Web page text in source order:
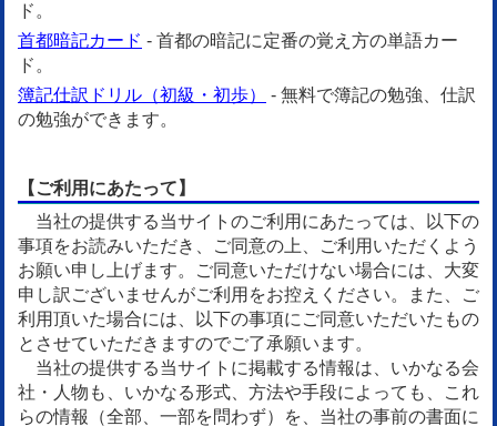
ド。
首都暗記カード - 首都の暗記に定番の覚え方の単語カー
ド。
簿記仕訳ドリル（初級・初歩）
- 無料で簿記の勉強、仕訳
の勉強ができます。
【ご利用にあたって】
当社の提供する当サイトのご利用にあたっては、以下の
事項をお読みいただき、ご同意の上、ご利用いただくよう
お願い申し上げます。ご同意いただけない場合には、大変
申し訳ございませんがご利用をお控えください。また、ご
利用頂いた場合には、以下の事項にご同意いただいたもの
とさせていただきますのでご了承願います。
当社の提供する当サイトに掲載する情報は、いかなる会
社・人物も、いかなる形式、方法や手段によっても、これ
らの情報（全部、一部を問わず）を、当社の事前の書面に